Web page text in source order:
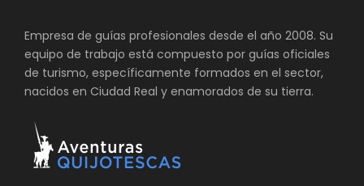
Empresa de guías profesionales desde el año 2008. Su
equipo de trabajo está compuesto por guías oficiales
de turismo, específicamente formados en el sector,
nacidos en Ciudad Real y enamorados de su tierra.